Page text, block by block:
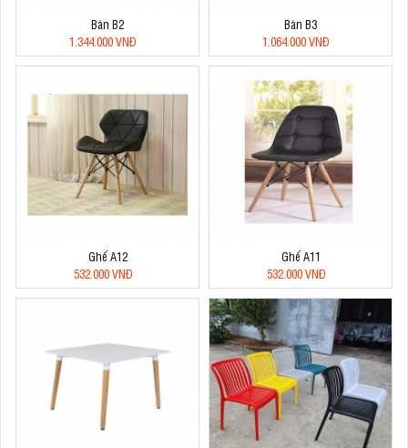
Bàn B2
1.344.000 VNĐ
Bàn B3
1.064.000 VNĐ
Ghế A12
532.000 VNĐ
Ghế A11
532.000 VNĐ